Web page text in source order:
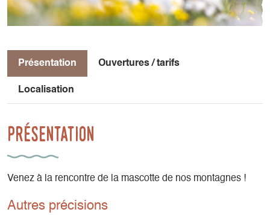
Présentation Ouvertures / tarifs
Localisation
Présentation
Venez à la rencontre de la mascotte de nos montagnes !
Autres précisions